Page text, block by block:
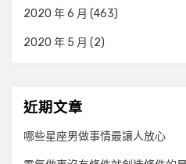
2020 年 6 月 (463)
2020 年 5 月 (2)
近期文章
哪些星座男做事情最讓人放心